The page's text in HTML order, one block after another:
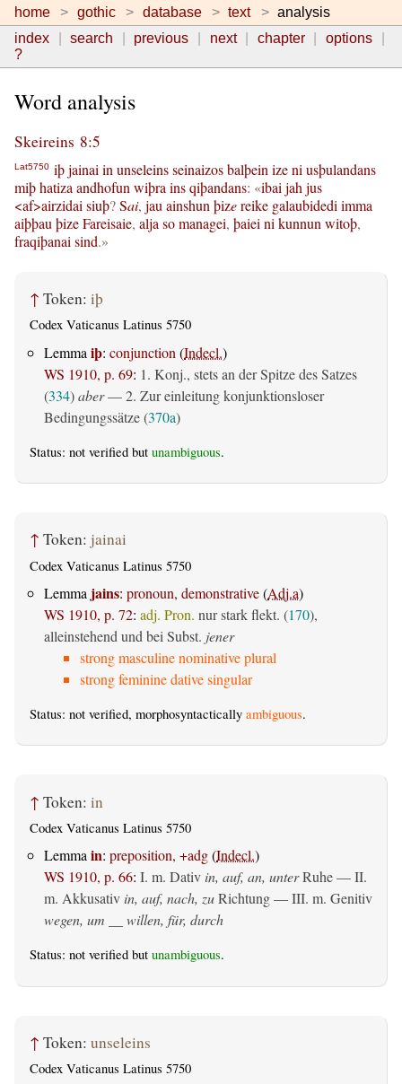
home gothic database text
analysis
index
search previous next chapter
options
?
Word analysis
Skeireins 8:5
Lat5750 iþjainai in unseleinsseinaizosbalþein izeni usþulandans
miþhatiza andhofun wiþra insqiþandans: «ibai jah jus
<af>airzidai siuþ?Sai, jau ainshun þizereike galaubidedi imma
aiþþau þizeFareisaie, alja somanagei, þaiei ni kunnun witoþ,
fraqiþanai sind.»
↑ Token: iþ
Codex Vaticanus Latinus 5750
Lemma iþ: conjunction (Indecl.)
WS 1910, p. 69: 1. Konj., stets an der Spitze des Satzes
(334)aber— 2. Zur einleitung konjunktionsloser
Bedingungssätze (370a)
Status: not verified but unambiguous.
↑ Token: jainai
Codex Vaticanus Latinus 5750
Lemma jains: pronoun, demonstrative(Adj.a)
WS 1910, p. 72: adj. Pron. nur stark flekt. (170),
alleinstehend und bei Subst. jener
strong masculine nominative plural
strong feminine dative singular
Status: not verified, morphosyntactically ambiguous.
↑ Token: in
Codex Vaticanus Latinus 5750
Lemmain: preposition, +adg(Indecl.)
WS 1910, p. 66: I. m. Dativ in, auf, an, unterRuhe — II.
m. Akkusativ in, auf, nach, zuRichtung — III. m. Genitiv
wegen, um __ willen, für, durch
Status: not verified but unambiguous.
↑ Token: unseleins
Codex Vaticanus Latinus 5750